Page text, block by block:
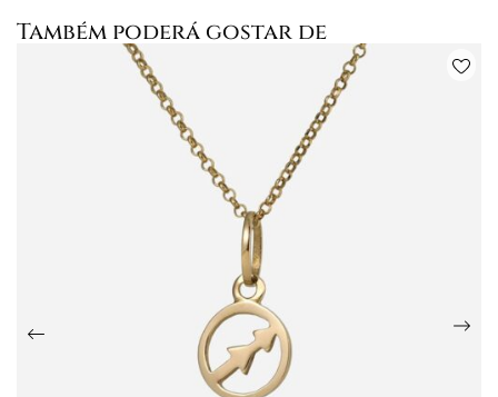
Também poderá gostar de